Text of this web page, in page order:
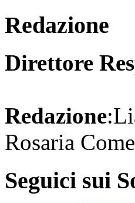
Redazione
Direttore
Redazione
Rosaria
Seguici sui